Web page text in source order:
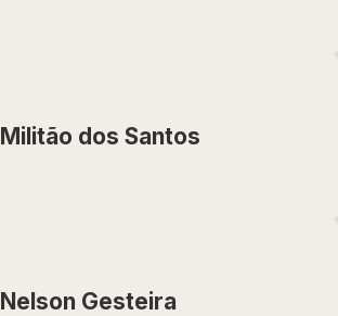
Militão dos Santos
Nelson Gesteira